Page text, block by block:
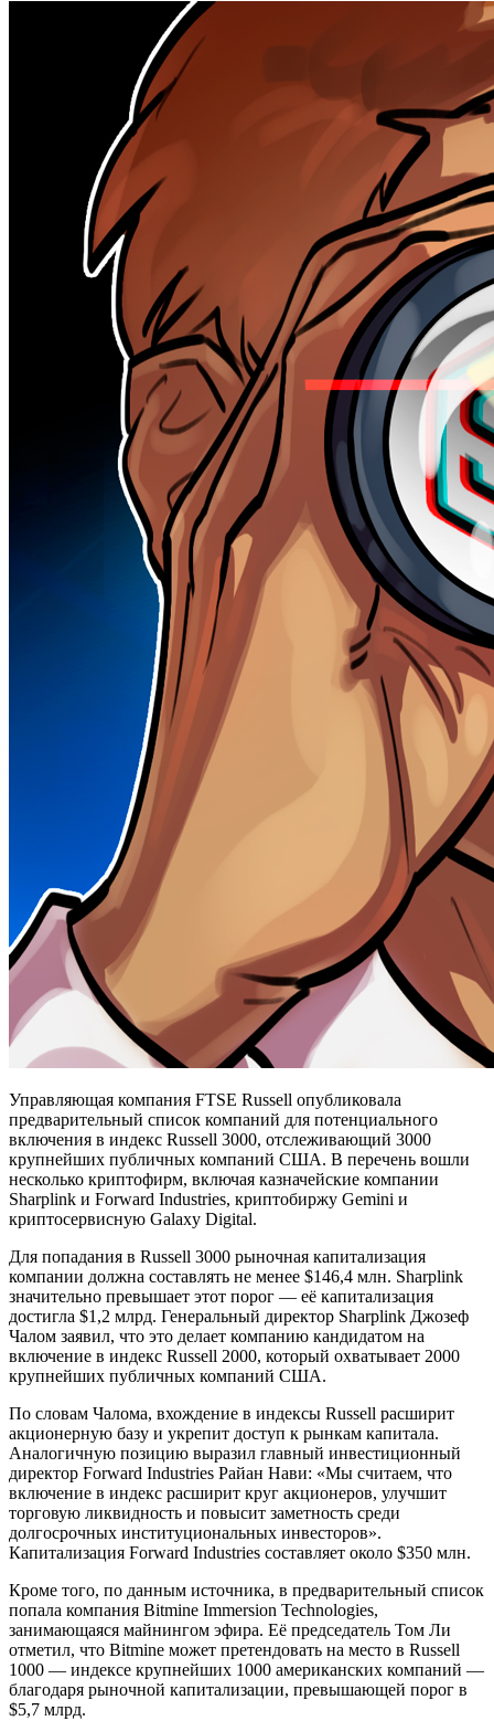
Управляющая компания FTSE Russell опубликовала
предварительный список компаний для потенциального
включения в индекс Russell 3000, отслеживающий 3000
крупнейших публичных компаний США. В перечень вошли
несколько криптофирм, включая казначейские компании
Sharplink и Forward Industries, криптобиржу Gemini и
криптосервисную Galaxy Digital.
Для попадания в Russell 3000 рыночная капитализация
компании должна составлять не менее $146,4 млн. Sharplink
значительно превышает этот порог — её капитализация
достигла $1,2 млрд. Генеральный директор Sharplink Джозеф
Чалом заявил, что это делает компанию кандидатом на
включение в индекс Russell 2000, который охватывает 2000
крупнейших публичных компаний США.
По словам Чалома, вхождение в индексы Russell расширит
акционерную базу и укрепит доступ к рынкам капитала.
Аналогичную позицию выразил главный инвестиционный
директор Forward Industries Райан Нави: «Мы считаем, что
включение в индекс расширит круг акционеров, улучшит
торговую ликвидность и повысит заметность среди
долгосрочных институциональных инвесторов».
Капитализация Forward Industries составляет около $350 млн.
Кроме того, по данным источника, в предварительный список
попала компания Bitmine Immersion Technologies,
занимающаяся майнингом эфира. Её председатель Том Ли
отметил, что Bitmine может претендовать на место в Russell
1000 — индексе крупнейших 1000 американских компаний —
благодаря рыночной капитализации, превышающей порог в
$5,7 млрд.